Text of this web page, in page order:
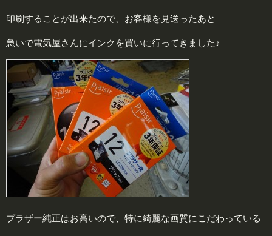
印刷することが出来たので、お客様を見送ったあと
急いで電気屋さんにインクを買いに行ってきました♪
ブラザー純正はお高いので、特に綺麗な画質にこだわっている